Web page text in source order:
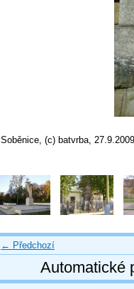
Soběnice, (c) batvrba, 27.9.2009
← Předchozí
Automatické